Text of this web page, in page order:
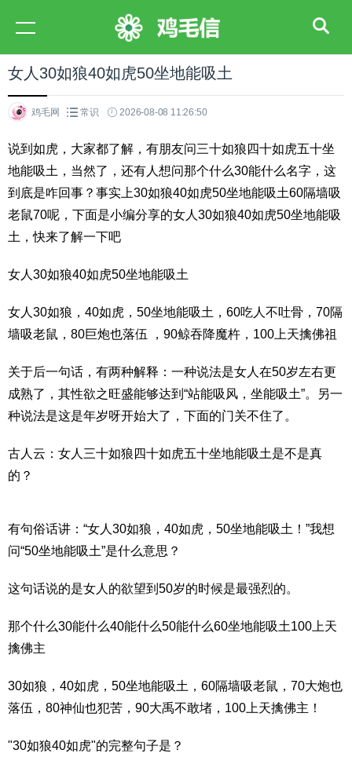
女人30如狼40如虎50坐地能吸土
鸡毛网 常识 2026-08-08 11:26:50
说到如虎，大家都了解，有朋友问三十如狼四十如虎五十坐
地能吸土，当然了，还有人想问那个什么30能什么名字，这
到底是咋回事？事实上30如狼40如虎50坐地能吸土60隔墙吸
老鼠70呢，下面是小编分享的女人30如狼40如虎50坐地能吸
土，快来了解一下吧
女人30如狼40如虎50坐地能吸土
女人30如狼，40如虎，50坐地能吸土，60吃人不吐骨，70隔
墙吸老鼠，80巨炮也落伍 ，90鲸吞降魔杵，100上天擒佛祖
关于后一句话，有两种解释：一种说法是女人在50岁左右更
成熟了，其性欲之旺盛能够达到“站能吸风，坐能吸土”。另一
种说法是这是年岁呀开始大了，下面的门关不住了。
古人云：女人三十如狼四十如虎五十坐地能吸土是不是真
的？
有句俗话讲：“女人30如狼，40如虎，50坐地能吸土！”我想
问“50坐地能吸土”是什么意思？
这句话说的是女人的欲望到50岁的时候是最强烈的。
那个什么30能什么40能什么50能什么60坐地能吸土100上天
擒佛主
30如狼，40如虎，50坐地能吸土，60隔墙吸老鼠，70大炮也
落伍，80神仙也犯苦，90大禹不敢堵，100上天擒佛主！
"30如狼40如虎"的完整句子是？